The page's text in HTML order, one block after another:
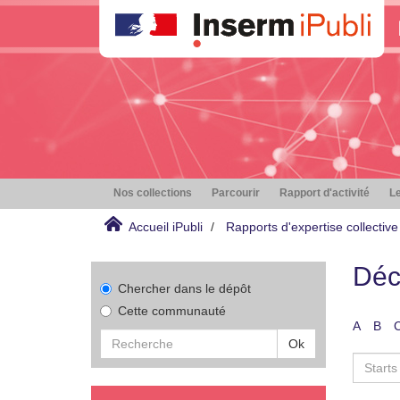
Nos collections Parcourir Rapport d'activité
Accueil iPubli Rapports d'expertise collective
Chercher dans le dépôt
Cette communauté
Ok
A B